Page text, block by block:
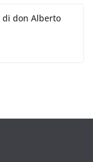
di don Alberto